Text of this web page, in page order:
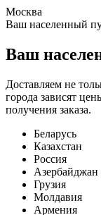
Москва
Ваш населенный
Ваш
Доставляем не
города зависят
получения заказа.
Беларусь
Казахстан
Россия
Азербайджан
Грузия
Молдавия
Армения